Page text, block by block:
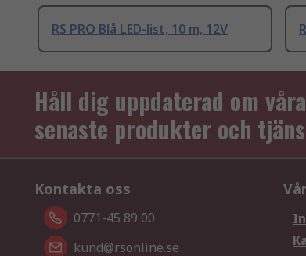
RS PRO Blå LED-list, 10 m, 12V
Håll dig uppdaterad om våra
senaste produkter och
Kontakta oss
0771-45 89 00
kund@rsonline.se